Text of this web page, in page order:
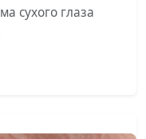
сухого глаза